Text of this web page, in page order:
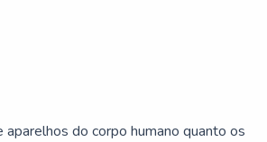
do corpo humano quanto os